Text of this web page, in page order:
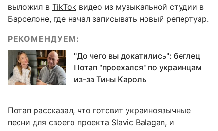
выложил в TikTok видео из музыкальной студии в
Барселоне, где начал записывать новый репертуар.
РЕКОМЕНДУЕМ:
"До чего вы докатились": беглец
Потап "проехался" по украинцам
из-за Тины Кароль
Потап рассказал, что готовит украиноязычные
песни для своего проекта Slavic Balagan, и